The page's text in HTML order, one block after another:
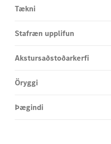
Tækni
Stafræn upplifun
Akstursaðstoðarkerfi
Öryggi
Þægindi